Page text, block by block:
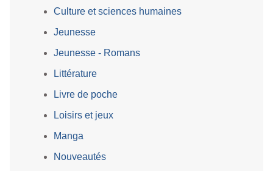
Culture et sciences humaines
Jeunesse
Jeunesse - Romans
Littérature
Livre de poche
Loisirs et jeux
Manga
Nouveautés